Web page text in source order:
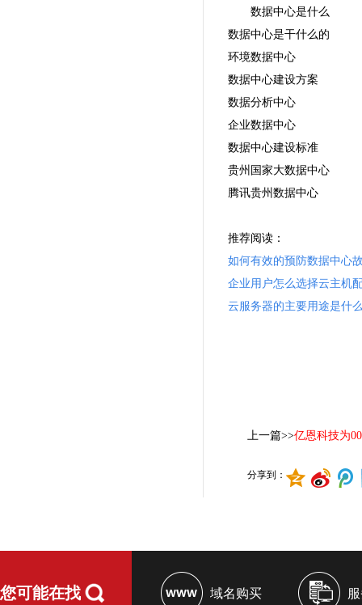
数据中心是什么
数据中心是干什么的
环境数据中心
数据中心建设方案
数据分析中心
企业数据中心
数据中心建设标准
贵州国家大数据中心
腾讯贵州数据中心
推荐阅读：
如何有效的预防数据中心
企业用户怎么选择云主机
云服务器的主要用途是什
上一篇>>亿恩科技为
分享到：
您可能在找 域名购买